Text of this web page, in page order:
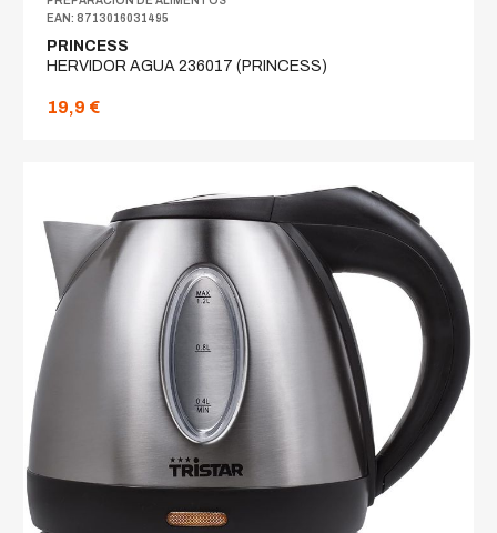
EAN: 8713016031495
PRINCESS
HERVIDOR AGUA 236017 (PRINCESS)
19,9 €